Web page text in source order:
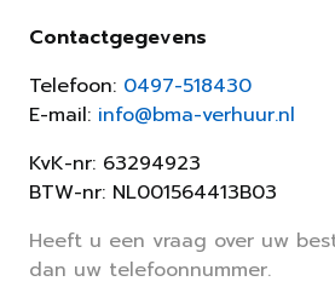
Contactgegevens
Telefoon: 0497-518430
E-mail: info@bma-verhuur.nl
KvK-nr: 63294923
BTW-nr: NL001564413B03
Heeft u een vraag over uw
dan uw telefoonnummer.